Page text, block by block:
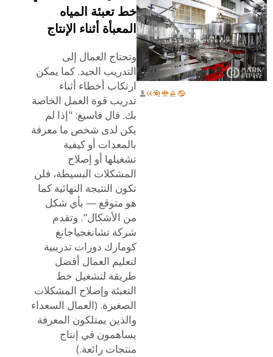
خط تعبئة المياه
المعبأة أثناء الإنتاج
وتحتاج العمال إلى
التدريب الجيد. كما يمكن
ارتكاب أخطاء أثناء
تدريب قوة العمل الخاصة
بك. قال فاسيغ: "إذا لم
يكن لدى شخص ما معرفة
بالمعدات أو كيفية
تشغيلها أو إصلاح
المشكلات البسيطة، فلن
تكون النتيجة النهائية كما
هو متوقع — بأي شكل
من الأشكال". وتقدم
شركة تشانغجياجانغ
كومارك دورات تدريبية
لتعليم العمال أفضل
طريقة لتشغيل خط
التعبئة وإصلاح المشكلات
الصغيرة. (العمال السعداء
والذين يمتلكون المعرفة
يساهمون في إنتاج
منتجات رائعة.)